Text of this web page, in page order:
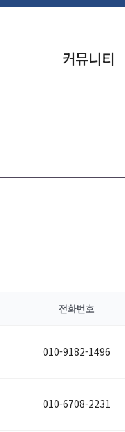
커뮤니티
전화번호
010-9182-1496
010-6708-2231